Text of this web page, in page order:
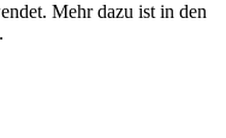
Mehr dazu ist in den